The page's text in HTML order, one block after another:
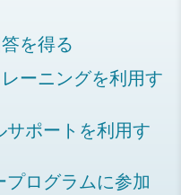
を得る
ーニングを利用す
サポートを利用す
プログラムに参加